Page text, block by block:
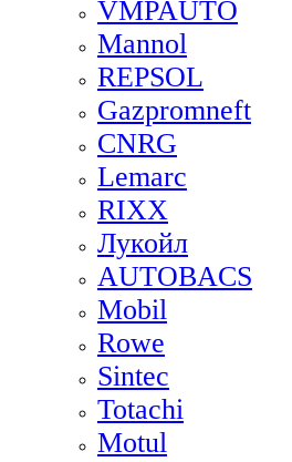
VMPAUTO
Mannol
REPSOL
Gazpromneft
CNRG
Lemarc
RIXX
Лукойл
AUTOBACS
Mobil
Rowe
Sintec
Totachi
Motul